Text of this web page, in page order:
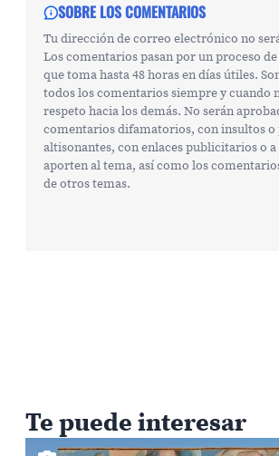
SOBRE LOS COMENTARIOS
Tu dirección de correo electrónico no
Los comentarios pasan por un proceso
que toma hasta 48 horas en días útiles.
todos los comentarios siempre y cuando
respeto hacia los demás. No serán
comentarios difamatorios, con insultos o
altisonantes, con enlaces publicitarios o a
aporten al tema, así como los
de otros temas.
Te puede interesar